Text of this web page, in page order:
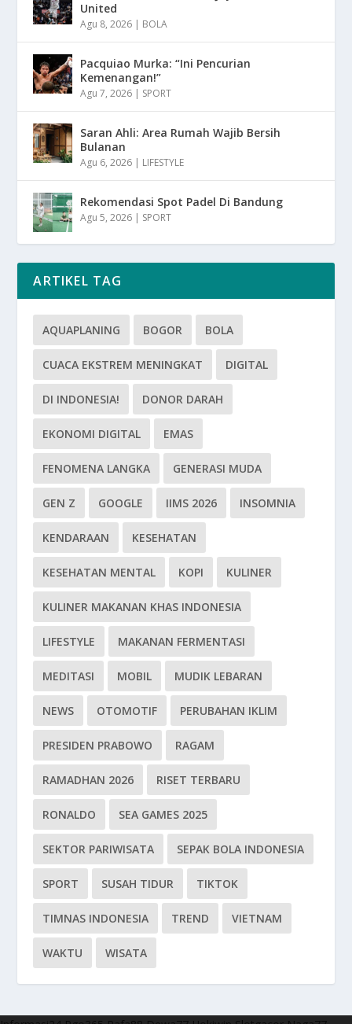
United
Agu 8, 2026 | BOLA
Pacquiao Murka: “Ini Pencurian
Kemenangan!”
Agu 7, 2026 | SPORT
Saran Ahli: Area Rumah Wajib Bersih
Bulanan
Agu 6, 2026 | LIFESTYLE
Rekomendasi Spot Padel Di Bandung
Agu 5, 2026 | SPORT
ARTIKEL TAG
AQUAPLANING BOGOR BOLA
CUACA EKSTREM MENINGKAT DIGITAL
DI INDONESIA! DONOR DARAH
EKONOMI DIGITAL EMAS
FENOMENA LANGKA GENERASI MUDA
GEN Z GOOGLE IIMS 2026 INSOMNIA
KENDARAAN KESEHATAN
KESEHATAN MENTAL KOPI KULINER
KULINER MAKANAN KHAS INDONESIA
LIFESTYLE MAKANAN FERMENTASI
MEDITASI MOBIL MUDIK LEBARAN
NEWS OTOMOTIF PERUBAHAN IKLIM
PRESIDEN PRABOWO RAGAM
RAMADHAN 2026 RISET TERBARU
RONALDO SEA GAMES 2025
SEKTOR PARIWISATA SEPAK BOLA INDONESIA
SPORT SUSAH TIDUR TIKTOK
TIMNAS INDONESIA TREND VIETNAM
WAKTU WISATA